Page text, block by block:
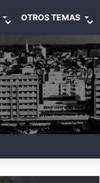
OTROS TEMAS